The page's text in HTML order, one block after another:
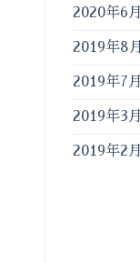
2020年6月
2019年8月
2019年7月
2019年3月
2019年2月